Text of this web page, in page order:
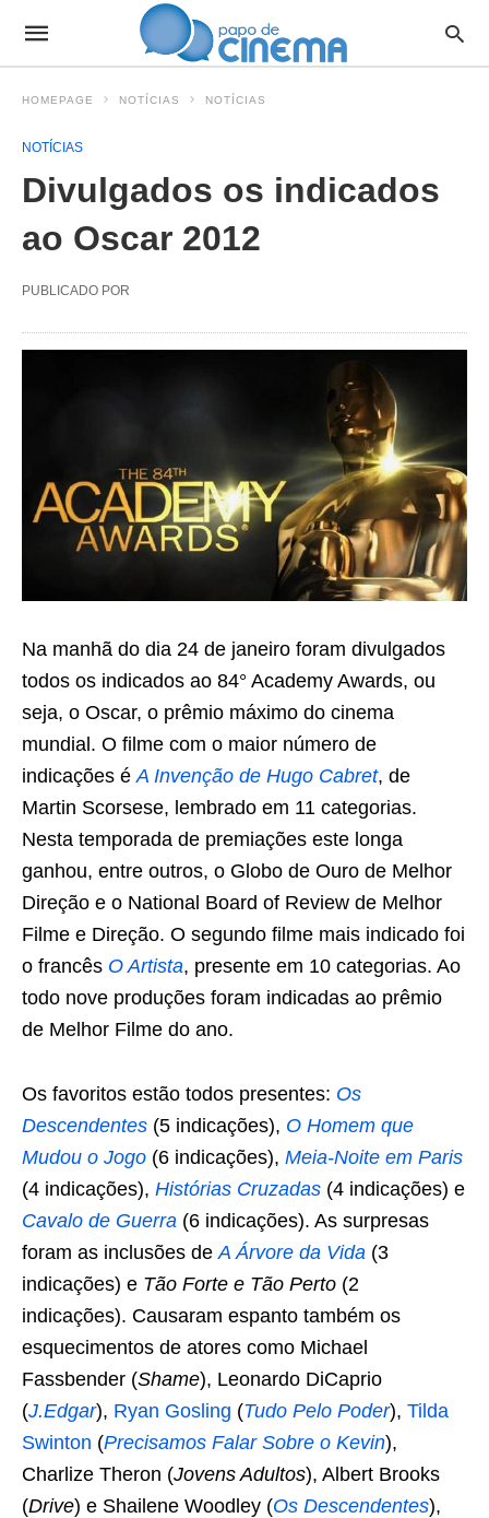
HOMEPAGE NOTÍCIAS NOTÍCIAS
NOTÍCIAS
Divulgados os indicados
ao Oscar 2012
PUBLICADO POR
Na manhã do dia 24 de janeiro foram divulgados
todos os indicados ao 84° Academy Awards, ou
seja, o Oscar, o prêmio máximo do cinema
mundial. O filme com o maior número de
indicações é A Invenção de Hugo Cabret, de
Martin Scorsese, lembrado em 11 categorias.
Nesta temporada de premiações este longa
ganhou, entre outros, o Globo de Ouro de Melhor
Direção e o National Board of Review de Melhor
Filme e Direção. O segundo filme mais indicado foi
o francês O Artista, presente em 10 categorias. Ao
todo nove produções foram indicadas ao prêmio
de Melhor Filme do ano.
Os favoritos estão todos presentes: Os
Descendentes (5 indicações), O Homem que
Mudou o Jogo (6 indicações), Meia-Noite em Paris
(4 indicações), Histórias Cruzadas (4 indicações) e
Cavalo de Guerra (6 indicações). As surpresas
foram as inclusões de A Árvore da Vida (3
indicações) e Tão Forte e Tão Perto (2
indicações). Causaram espanto também os
esquecimentos de atores como Michael
Fassbender (Shame), Leonardo DiCaprio
(J.Edgar), Ryan Gosling (Tudo Pelo Poder), Tilda
Swinton (Precisamos Falar Sobre o Kevin),
Charlize Theron (Jovens Adultos), Albert Brooks
(Drive) e Shailene Woodley (Os Descendentes),